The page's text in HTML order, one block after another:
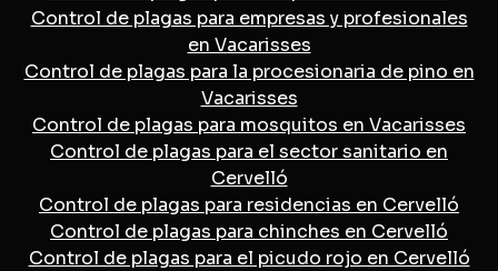
Control de plagas para empresas y profesionales
en Vacarisses
Control de plagas para la procesionaria de pino en
Vacarisses
Control de plagas para mosquitos en Vacarisses
Control de plagas para el sector sanitario en
Cervelló
Control de plagas para residencias en Cervelló
Control de plagas para chinches en Cervelló
Control de plagas para el picudo rojo en Cervelló